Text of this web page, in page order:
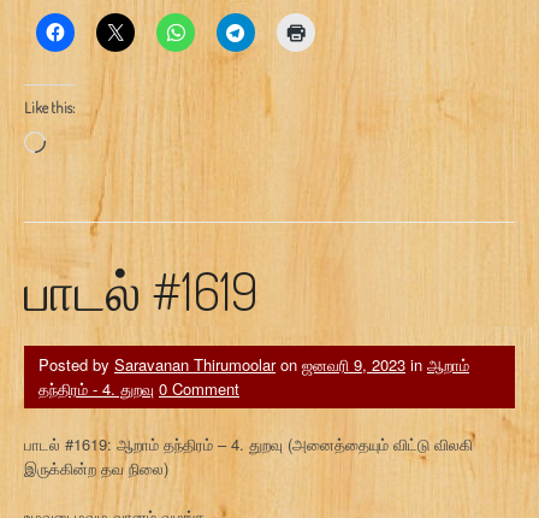
Like this:
Loading…
பாடல் #1619
Posted by Saravanan Thirumoolaron ஜனவரி 9, 2023 in ஆறாம்
தந்திரம் - 4. துறவு 0 Comment
பாடல் #1619: ஆறாம் தந்திரம் – 4. துறவு (அனைத்தையும் விட்டு விலகி
இருக்கின்ற தவ நிலை)